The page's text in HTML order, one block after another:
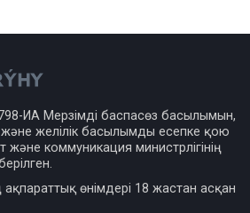
ИА Мерзімді баспасөз басылымын,
және желілік басылымды есепке қою
және коммуникация министрлігінің
ақпараттық өнімдері 18 жастан асқан